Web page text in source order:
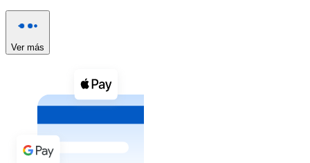
Efectivo
Comprar con efectivo
Transferencia SEPA
Añade fondos a tu cuenta Bitnovo o realiza compras
Ver más